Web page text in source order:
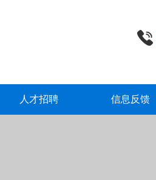
人才招聘 信息反馈